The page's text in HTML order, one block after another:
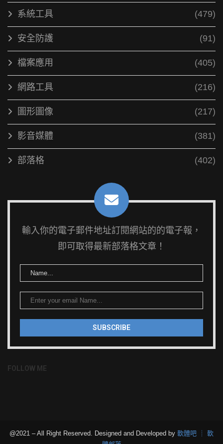
系統工具 (479)
安全防護 (91)
檔案應用 (405)
網路工具 (216)
圖形圖像 (217)
影音媒體 (381)
部落格 (402)
輸入你的電子郵件地址訂閱網站的的電子報，
即可取得最新部落格文章！
FOLLOW ME
@2021 – All Right Reserved. Designed and Developed by 軟體吧 ┊ 軟